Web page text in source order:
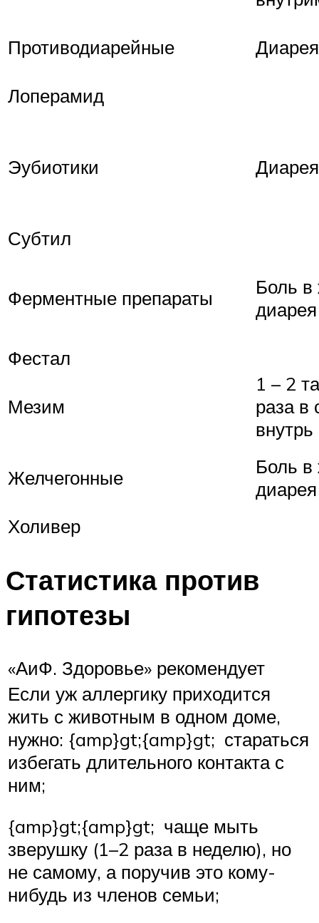
Противодиарейные Диарея
Лоперамид
Эубиотики Диарея
Субтил
Ферментные препараты
Боль в
диарея
Фестал
Мезим
1 – 2
раза в
внутрь
Желчегонные
Боль в
диарея
Холивер
Статистика против
гипотезы
«АиФ. Здоровье» рекомендует
Если уж аллергику приходится
жить с животным в одном доме,
нужно: {amp}gt;{amp}gt; стараться
избегать длительного контакта с
ним;
{amp}gt;{amp}gt; чаще мыть
зверушку (1–2 раза в неделю), но
не самому, а поручив это кому-
нибудь из членов семьи;